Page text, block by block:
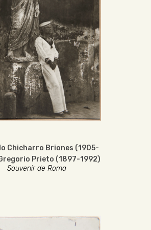
Chicharro Briones (1905-
Prieto (1897-1992)
Souvenir de Roma